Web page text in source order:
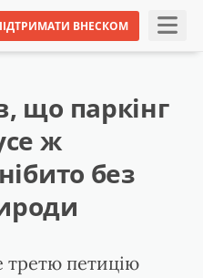
ВНЕСКОМ
що паркінг
ж
без
третю петицію